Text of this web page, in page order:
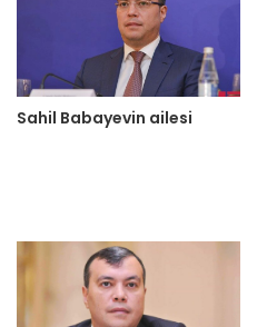
Sahil Babayevin ailesi